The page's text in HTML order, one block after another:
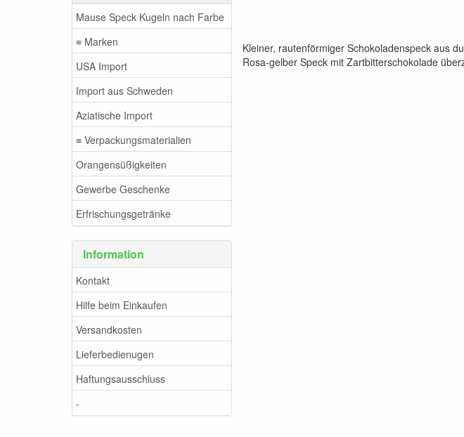
Mause Speck Kugeln nach Farbe
≡ Marken
USA Import
Import aus Schweden
Aziatische Import
≡ Verpackungsmaterialien
Orangensüßigkeiten
Gewerbe Geschenke
Erfrischungsgetränke
Information
Kontakt
Hilfe beim Einkaufen
Versandkosten
Lieferbedienugen
Haftungsausschluss
-
Kleiner, rautenförmiger Schokoladenspeck aus
Rosa-gelber Speck mit Zartbitterschokolade